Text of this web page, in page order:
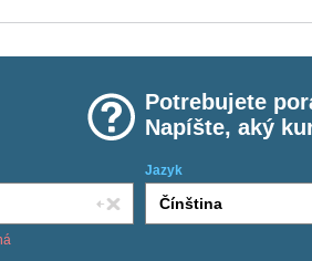
Potrebujete
Napíšte, aký
Jazyk